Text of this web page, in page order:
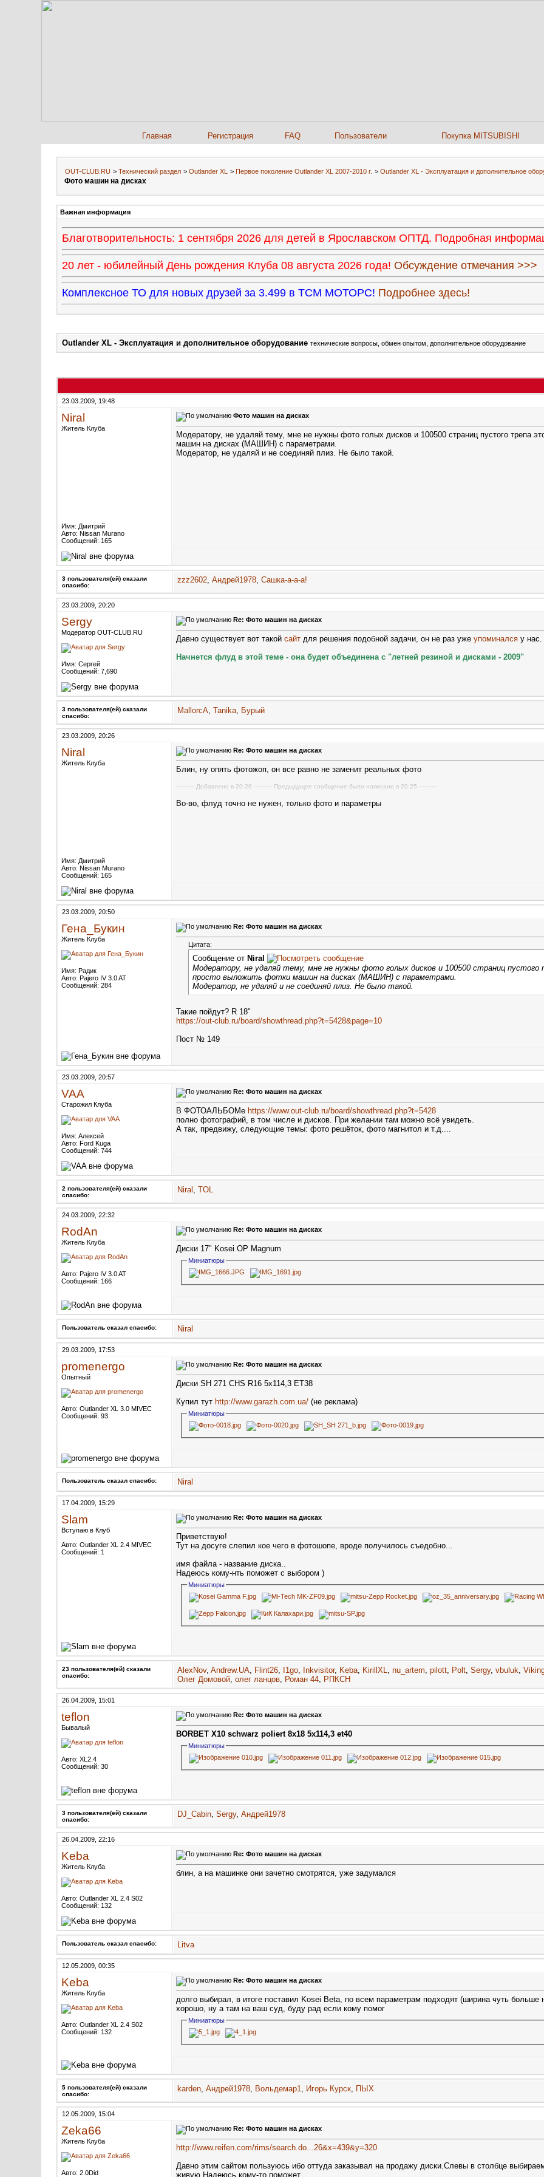
Главная Регистрация FAQ Пользователи Покупка MITSUBISHI
OUT-CLUB.RU > Технический раздел > Outlander XL > Первое поколение Outlander XL 2007-2010 г. > Outlander XL - Эксплуатация и дополнительное
Фото машин на дисках
Важная информация
Благотворительность: 1 сентября 2026 для детей в Ярославском ОПТД. Подробная
20 лет - юбилейный День рождения Клуба 08 августа 2026 года! Обсуждение отмечания >>>
Комплексное ТО для новых друзей за 3.499 в ТСМ МОТОРС! Подробнее здесь!
Outlander XL - Эксплуатация и дополнительное оборудование технические вопросы, обмен опытом, дополнительное оборудование
23.03.2009, 19:48
Niral
Житель Клуба
Имя: Дмитрий
Авто: Nissan Murano
Сообщений: 165
Фото машин на дисках
Модератору, не удаляй тему, мне не нужны фото голых дисков и 100500 страниц пустого трепа
машин на дисках (МАШИН) с параметрами.
Модератор, не удаляй и не соединяй плиз. Не было такой.
3 пользователя(ей) сказали
cпасибо:
zzz2602, Андрей1978, Сашка-а-а-а!
23.03.2009, 20:20
Sergy
Модератор OUT-CLUB.RU
Имя: Сергей
Сообщений: 7,690
Re: Фото машин на дисках
Давно существует вот такой сайт для решения подобной задачи, он не раз уже упоминался у
Начнется флуд в этой теме - она будет объединена с "летней резиной и дисками - 2009"
3 пользователя(ей) сказали
cпасибо:
MallorcA, Tanika, Бурый
23.03.2009, 20:26
Niral
Житель Клуба
Имя: Дмитрий
Авто: Nissan Murano
Сообщений: 165
Re: Фото машин на дисках
Блин, ну опять фотожоп, он все равно не заменит реальных фото
---------- Добавлено в 20:26 ---------- Предыдущее сообщение было написано в 20:25 ----------
Во-во, флуд точно не нужен, только фото и параметры
23.03.2009, 20:50
Гена_Букин
Житель Клуба
Имя: Радик
Авто: Pajero IV 3.0 AT
Сообщений: 284
Re: Фото машин на дисках
Цитата:
Сообщение от Niral
Модератору, не удаляй тему, мне не нужны фото голых дисков и 100500 страниц
просто выложить фотки машин на дисках (МАШИН) с параметрами.
Модератор, не удаляй и не соединяй плиз. Не было такой.
Такие пойдут? R 18"
https://out-club.ru/board/showthread.php?t=5428&page=10
Пост № 149
23.03.2009, 20:57
VAA
Старожил Клуба
Имя: Алексей
Авто: Ford Kuga
Сообщений: 744
Re: Фото машин на дисках
В ФОТОАЛЬБОМе https://www.out-club.ru/board/showthread.php?t=5428
полно фотографий, в том числе и дисков. При желании там можно всё увидеть.
А так, предвижу, следующие темы: фото решёток, фото магнитол и т.д....
2 пользователя(ей) сказали
cпасибо:
Niral , TOL
24.03.2009, 22:32
RodAn
Житель Клуба
Авто: Pajero IV 3.0 AT
Сообщений: 166
Re: Фото машин на дисках
Диски 17" Kosei OP Magnum
Миниатюры
Пользователь сказал cпасибо: Niral
29.03.2009, 17:53
promenergo
Опытный
Авто: Outlander XL 3.0 MIVEC
Сообщений: 93
Re: Фото машин на дисках
Диски SH 271 CHS R16 5x114,3 ET38
Купил тут http://www.garazh.com.ua/ (не реклама)
Миниатюры
Пользователь сказал cпасибо: Niral
17.04.2009, 15:29
Slam
Вступаю в Клуб
Авто: Outlander XL 2.4 MIVEC
Сообщений: 1
Re: Фото машин на дисках
Приветствую!
Тут на досуге слепил кое чего в фотошопе, вроде получилось съедобно...
имя файла - название диска..
Надеюсь кому-нть поможет с выбором )
Миниатюры
23 пользователя(ей) сказали
cпасибо:
AlexNov, Andrew.UA, Flint26, I1go, Inkvisitor, Keba, KirillXL, nu_artem, pilott, Polt, Sergy, vbuluk,
Олег Домовой, олег ланцов, Роман 44, РПКСН
26.04.2009, 15:01
teflon
Бывалый
Авто: XL2.4
Сообщений: 30
Re: Фото машин на дисках
BORBET X10 schwarz poliert 8x18 5x114,3 et40
Миниатюры
3 пользователя(ей) сказали
cпасибо:
DJ_Cabin, Sergy, Андрей1978
26.04.2009, 22:16
Keba
Житель Клуба
Авто: Outlander XL 2.4 S02
Сообщений: 132
Re: Фото машин на дисках
блин, а на машинке они зачетно смотрятся, уже задумался
Пользователь сказал cпасибо: Litva
12.05.2009, 00:35
Keba
Житель Клуба
Авто: Outlander XL 2.4 S02
Сообщений: 132
Re: Фото машин на дисках
долго выбирал, в итоге поставил Kosei Beta, по всем параметрам подходят (ширина чуть
хорошо, ну а там на ваш суд, буду рад если кому помог
Миниатюры
5 пользователя(ей) сказали
cпасибо:
karden, Андрей1978, Вольдемар1, Игорь Курск, ПЫХ
12.05.2009, 15:04
Zeka66
Житель Клуба
Авто: 2.0Did
Re: Фото машин на дисках
http://www.reifen.com/rims/search.do...26&x=439&y=320
Давно этим сайтом пользуюсь ибо оттуда заказывал на продажу диски.Слевы в столбце
живую.Надеюсь кому-то поможет.